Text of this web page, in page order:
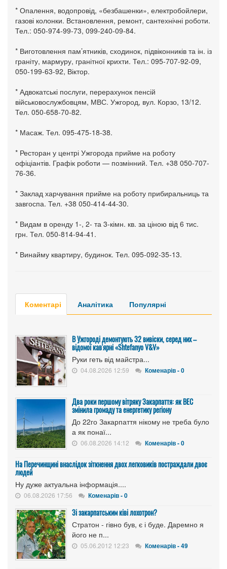
* Опалення, водопровід, «безбашенки», електробойлери,
газові колонки. Встановлення, ремонт, сантехнічні роботи.
Тел.: 050-974-99-73, 099-240-09-84.
* Виготовлення пам’ятників, сходинок, підвіконників та ін. із
граніту, мармуру, гранітної крихти. Тел.: 095-707-92-09,
050-199-63-92, Віктор.
* Адвокатські послуги, перерахунок пенсій
військовослужбовцям, МВС. Ужгород, вул. Корзо, 13/12.
Тел. 050-658-70-82.
* Масаж. Тел. 095-475-18-38.
* Ресторан у центрі Ужгорода прийме на роботу
офіціантів. Графік роботи — позмінний. Тел. +38 050-707-
76-36.
* Заклад харчування прийме на роботу прибиральниць та
завгоспа. Тел. +38 050-414-44-30.
* Видам в оренду 1-, 2- та 3-кімн. кв. за ціною від 6 тис.
грн. Тел. 050-814-94-41.
* Винайму квартиру, будинок. Тел. 095-092-35-13.
Коментарі Аналітика Популярні
В Ужгороді демонтують 32 вивіски, серед них –
відомої кав'ярні «Shtefanyo V&V»
Руки геть від майстра...
04.08.2026 12:59 Коменарів - 0
Два роки першому вітряку Закарпаття: як ВЕС
змінила громаду та енергетику регіону
До 22го Закарпаття нікому не треба було
а як понаї...
06.08.2026 14:12 Коменарів - 0
На Перечинщині внаслідок зіткнення двох легковиків постраждали двоє
людей
Ну дуже актуальна інформація....
06.08.2026 17:56 Коменарів - 0
Зі закарпатським ківі лохотрон?
Стратон - гівно був, є і буде. Даремно я
його не п...
05.06.2012 12:23 Коменарів - 49